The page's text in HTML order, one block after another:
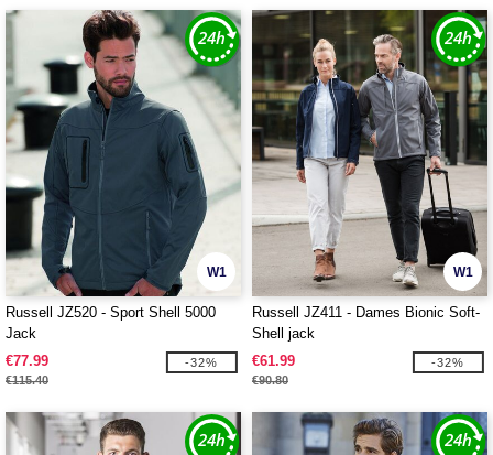
W1
Russell JZ520 - Sport Shell 5000
Jack
€77.99
€115.40
-32%
W1
Russell JZ411 - Dames Bionic Soft-
Shell jack
€61.99
€90.80
-32%